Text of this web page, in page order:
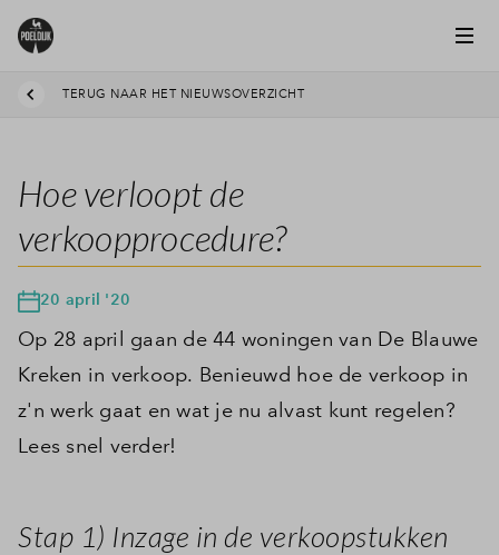
TERUG NAAR HET NIEUWSOVERZICHT
Hoe verloopt de
verkoopprocedure?
20 april '20
Op 28 april gaan de 44 woningen van De Blauwe
Kreken in verkoop. Benieuwd hoe de verkoop in
z'n werk gaat en wat je nu alvast kunt regelen?
Lees snel verder!
Stap 1) Inzage in de verkoopstukken